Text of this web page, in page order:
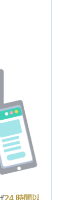
24 時間以